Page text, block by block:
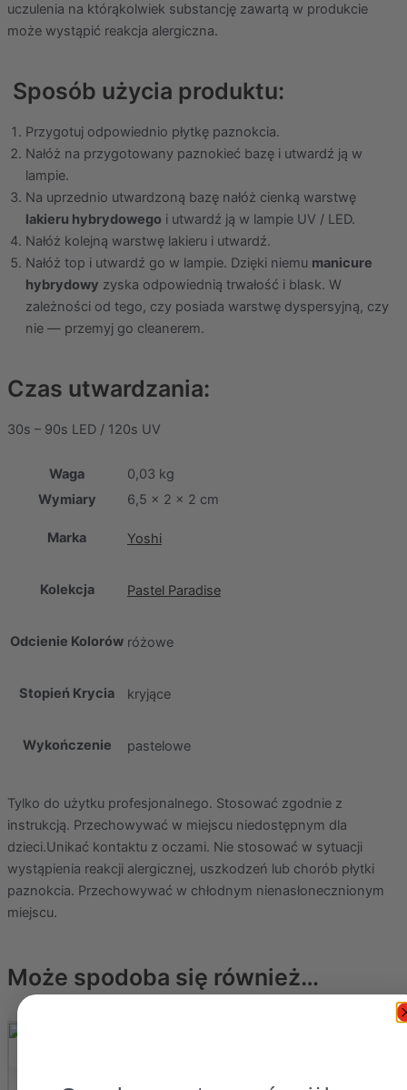
uczulenia na którąkolwiek substancję zawartą w produkcie
może wystąpić reakcja alergiczna.
Sposób użycia produktu:
Przygotuj odpowiednio płytkę paznokcia.
Nałóż na przygotowany paznokieć bazę i utwardź ją w
lampie.
Na uprzednio utwardzoną bazę nałóż cienką warstwę
lakieru hybrydowego i utwardź ją w lampie UV / LED.
Nałóż kolejną warstwę lakieru i utwardź.
Nałóż top i utwardź go w lampie. Dzięki niemu manicure
hybrydowy zyska odpowiednią trwałość i blask. W
zależności od tego, czy posiada warstwę dyspersyjną, czy
nie — przemyj go cleanerem.
Czas utwardzania:
30s – 90s LED / 120s UV
Waga
0,03 kg
Wymiary
6,5 × 2 × 2 cm
Marka Yoshi
Kolekcja Pastel Paradise
Odcienie Kolorów różowe
Stopień Krycia kryjące
Wykończenie pastelowe
Tylko do użytku profesjonalnego. Stosować zgodnie z
instrukcją. Przechowywać w miejscu niedostępnym dla
dzieci.Unikać kontaktu z oczami. Nie stosować w sytuacji
wystąpienia reakcji alergicznej, uszkodzeń lub chorób płytki
paznokcia. Przechowywać w chłodnym nienasłonecznionym
miejscu.
Może spodoba się również…